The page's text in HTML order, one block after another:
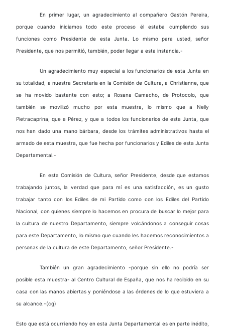
En primer lugar, un agradecimiento al compañero Gastón Pereira,
porque cuando iniciamos todo este proceso él estaba cumpliendo sus
funciones como Presidente de esta Junta. Lo mismo para usted, señor
Presidente, que nos permitió, también, poder llegar a esta instancia.-
Un agradecimiento muy especial a los funcionarios de esta Junta en
su totalidad, a nuestra Secretaria en la Comisión de Cultura, a Christianne, que
se ha movido bastante con esto; a Rosana Camacho, de Protocolo, que
también se movilizó mucho por esta muestra, lo mismo que a Nelly
Pietracaprina, que a Pérez, y que a todos los funcionarios de esta Junta, que
nos han dado una mano bárbara, desde los trámites administrativos hasta el
armado de esta muestra, que fue hecha por funcionarios y Ediles de esta Junta
Departamental.-
En esta Comisión de Cultura, señor Presidente, desde que estamos
trabajando juntos, la verdad que para mí es una satisfacción, es un gusto
trabajar tanto con los Ediles de mi Partido como con los Ediles del Partido
Nacional, con quienes siempre lo hacemos en procura de buscar lo mejor para
la cultura de nuestro Departamento, siempre volcándonos a conseguir cosas
para este Departamento, lo mismo que cuando les hacemos reconocimientos a
personas de la cultura de este Departamento, señor Presidente.-
También un gran agradecimiento -porque sin ello no podría ser
posible esta muestra- al Centro Cultural de España, que nos ha recibido en su
casa con las manos abiertas y poniéndose a las órdenes de lo que estuviera a
su alcance.-(cg)
Esto que está ocurriendo hoy en esta Junta Departamental es en parte inédito,